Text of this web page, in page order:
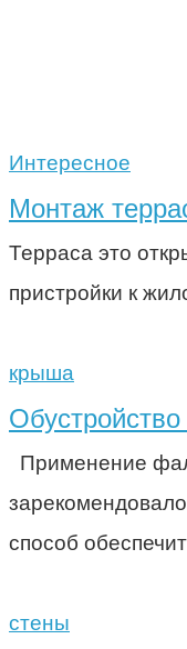
Интересное
Монтаж
Терраса это
пристройки к
крыша
Применение
способ
стены